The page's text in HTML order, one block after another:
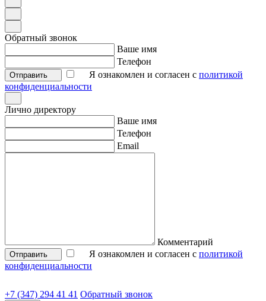
Обратный звонок
Ваше имя
Телефон
Отправить Я ознакомлен и согласен с политикой
конфиденциальности
Лично директору
Ваше имя
Телефон
Email
Комментарий
Отправить Я ознакомлен и согласен с политикой
конфиденциальности
+7 (347) 294 41 41 Обратный звонок